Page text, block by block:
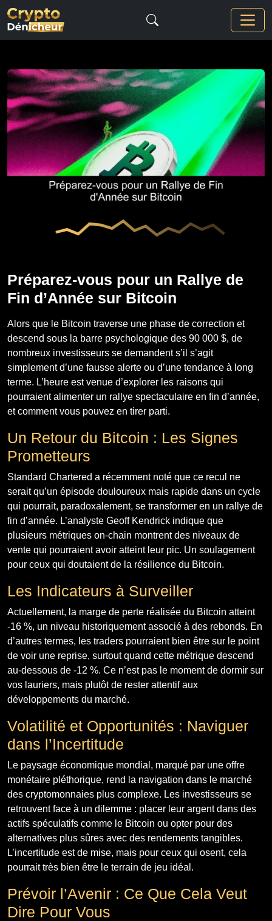
Préparez-vous pour un Rallye de
Fin d’Année sur Bitcoin
Alors que le Bitcoin traverse une phase de correction et
descend sous la barre psychologique des 90 000 $, de
nombreux investisseurs se demandent s’il s’agit
simplement d’une fausse alerte ou d’une tendance à long
terme. L’heure est venue d’explorer les raisons qui
pourraient alimenter un rallye spectaculaire en fin d’année,
et comment vous pouvez en tirer parti.
Un Retour du Bitcoin : Les Signes
Prometteurs
Standard Chartered a récemment noté que ce recul ne
serait qu’un épisode douloureux mais rapide dans un cycle
qui pourrait, paradoxalement, se transformer en un rallye de
fin d’année. L’analyste Geoff Kendrick indique que
plusieurs métriques on-chain montrent des niveaux de
vente qui pourraient avoir atteint leur pic. Un soulagement
pour ceux qui doutaient de la résilience du Bitcoin.
Les Indicateurs à Surveiller
Actuellement, la marge de perte réalisée du Bitcoin atteint
-16 %, un niveau historiquement associé à des rebonds. En
d’autres termes, les traders pourraient bien être sur le point
de voir une reprise, surtout quand cette métrique descend
au-dessous de -12 %. Ce n’est pas le moment de dormir sur
vos lauriers, mais plutôt de rester attentif aux
développements du marché.
Volatilité et Opportunités : Naviguer
dans l’Incertitude
Le paysage économique mondial, marqué par une offre
monétaire pléthorique, rend la navigation dans le marché
des cryptomonnaies plus complexe. Les investisseurs se
retrouvent face à un dilemme : placer leur argent dans des
actifs spéculatifs comme le Bitcoin ou opter pour des
alternatives plus sûres avec des rendements tangibles.
L’incertitude est de mise, mais pour ceux qui osent, cela
pourrait très bien être le terrain de jeu idéal.
Prévoir l’Avenir : Ce Que Cela Veut
Dire Pour Vous